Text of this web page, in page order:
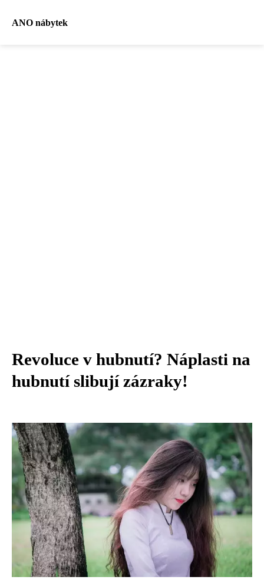
ANO nábytek
Revoluce v hubnutí? Náplasti na
hubnutí slibují zázraky!